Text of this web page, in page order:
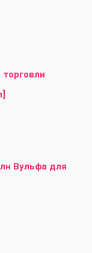
Вульфа для